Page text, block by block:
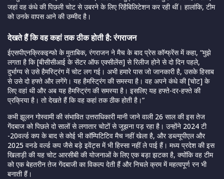
जहां वह कंधे की पिछली चोट से उबरने के लिए रिहैबिलिटेशन कर रही थीं। हालांकि, टीम
को उनके वापस आने की उम्मीद है।
देखते हैं कि वह कहां तक ठीक होती है: रंगराजन
ईएसपीएनक्रिकइन्फो के मुताबिक, रंगराजन ने मैच के बाद प्रेस कॉन्फ्रेंस में कहा, “मुझे
लगता है कि [बीसीसीआई के सेंटर ऑफ एक्सीलेंस] से रिलीज होने से दो दिन पहले,
दुर्भाग्य से उसे हैमस्ट्रिंग में चोट लग गई। अभी हमारे पास जो जानकारी है, उसके हिसाब
से उसे दो हफ्ते और लगेंगे। यह हैमस्ट्रिंग की समस्या है। वह अपने कंधे की [चोट] के
लिए वहां थी और अब यह हैमस्ट्रिंग की समस्या है। इसलिए यह हफ्ते-दर-हफ्ते की
प्रक्रिया है। तो देखते हैं कि वह कहां तक ठीक होती है।”
कभी झूलन गोस्वामी की संभावित उत्तराधिकारी मानी जाने वाली 26 साल की इस तेज
गेंदबाज को पिछले दो सालों से लगातार चोटों से जूझना पड़ रहा है। उन्होंने 2024 टी
-20वर्ल्ड कप के बाद से कोई भी कॉम्पिटिटिव मैच नहीं खेला है, और डब्ल्यूपीएल और
2025 वनडे वर्ल्ड कप जैसे बड़े इवेंट्स में भी हिस्सा नहीं ले पाई हैं। मध्य प्रदेश की इस
खिलाड़ी की यह चोट आरसीबी की योजनाओं के लिए एक बड़ा झटका है, क्योंकि वह टीम
को एक बेहतरीन तेज गेंदबाजी का विकल्प देती हैं और निचले क्रम में महत्वपूर्ण रन भी
बनाती हैं।